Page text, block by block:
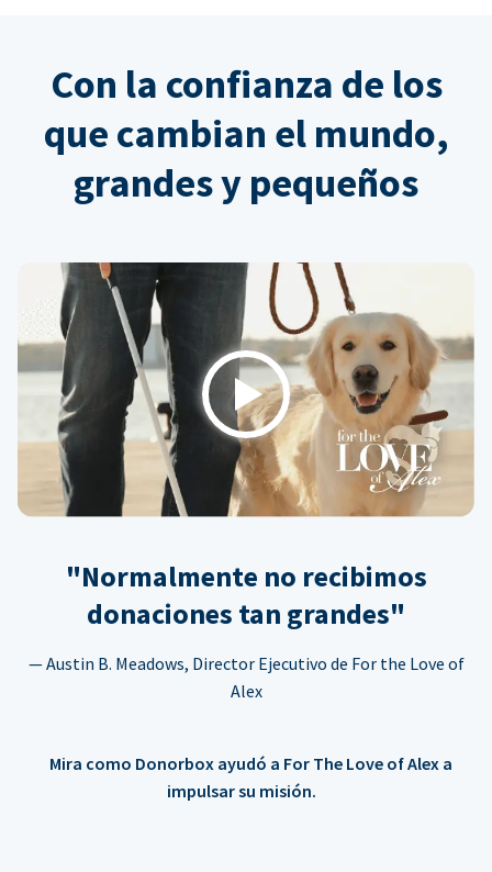
Con la confianza de los
que cambian el mundo,
grandes y pequeños
Play
"Normalmente no recibimos
donaciones tan grandes"
— Austin B. Meadows, Director Ejecutivo de For the Love of
Alex
Mira como Donorbox ayudó a For The Love of Alex a
impulsar su misión.